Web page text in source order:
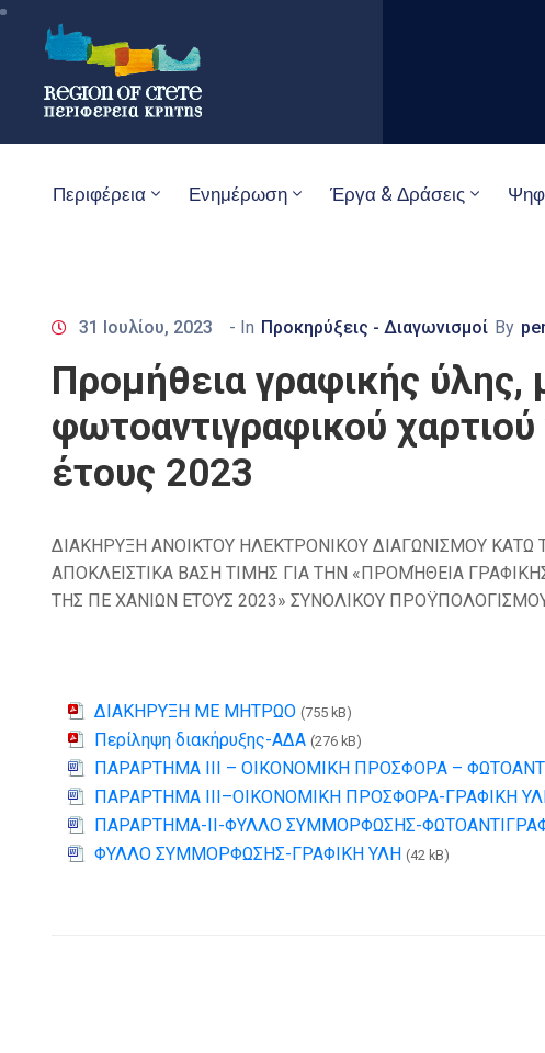
Περιφέρεια Ενημέρωση Έργα & Δράσεις
31 Ιουλίου, 2023 - In Προκηρύξεις - Διαγωνισμοί By
Προμήθεια γραφικής ύλης,
φωτοαντιγραφικού
έτους 2023
ΔΙΑΚΗΡΥΞΗ ΑΝΟΙΚΤΟΥ ΗΛΕΚΤΡΟΝΙΚΟΥ ΔΙΑΓΩΝΙΣΜΟΥ
ΑΠΟΚΛΕΙΣΤΙΚΑ ΒΑΣΗ ΤΙΜΗΣ ΓΙΑ ΤΗΝ «ΠΡΟΜΉΘΕΙΑ
ΤΗΣ ΠΕ ΧΑΝΙΩΝ ΕΤΟΥΣ 2023» ΣΥΝΟΛΙΚΟΥ
ΔΙΑΚΗΡΥΞΗ ΜΕ ΜΗΤΡΩΟ (755 kB)
Περίληψη διακήρυξης-ΑΔΑ (276 kB)
ΠΑΡΑΡΤΗΜΑ ΙΙΙ – ΟΙΚΟΝΟΜΙΚΗ ΠΡΟΣΦΟΡΑ –
ΠΑΡΑΡΤΗΜΑ ΙΙΙ–ΟΙΚΟΝΟΜΙΚΗ ΠΡΟΣΦΟΡΑ-ΓΡΑΦΙΚΗ
ΠΑΡΑΡΤΗΜΑ-ΙΙ-ΦΥΛΛΟ ΣΥΜΜΟΡΦΩΣΗΣ-
ΦΥΛΛΟ ΣΥΜΜΟΡΦΩΣΗΣ-ΓΡΑΦΙΚΗ ΥΛΗ (42 kB)